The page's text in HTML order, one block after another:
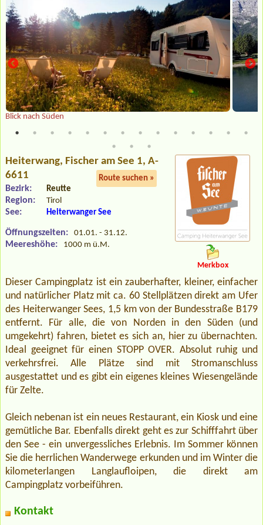
Blick nach Süden
Heiterwang, Fischer am See 1, A-
6611
Route suchen »
Bezirk: Reutte
Region: Tirol
See: Heiterwanger See
Öffnungszeiten: 01.01. - 31.12.
Meereshöhe: 1000 m ü.M.
Merkbox
Dieser Campingplatz ist ein zauberhafter, kleiner, einfacher
und natürlicher Platz mit ca. 60 Stellplätzen direkt am Ufer
des Heiterwanger Sees, 1,5 km von der Bundesstraße B179
entfernt. Für alle, die von Norden in den Süden (und
umgekehrt) fahren, bietet es sich an, hier zu übernachten.
Ideal geeignet für einen STOPP OVER. Absolut ruhig und
verkehrsfrei. Alle Plätze sind mit Stromanschluss
ausgestattet und es gibt ein eigenes kleines Wiesengelände
für Zelte.
Gleich nebenan ist ein neues Restaurant, ein Kiosk und eine
gemütliche Bar. Ebenfalls direkt geht es zur Schifffahrt über
den See - ein unvergessliches Erlebnis. Im Sommer können
Sie die herrlichen Wanderwege erkunden und im Winter die
kilometerlangen Langlaufloipen, die direkt am
Campingplatz vorbeiführen.
Kontakt